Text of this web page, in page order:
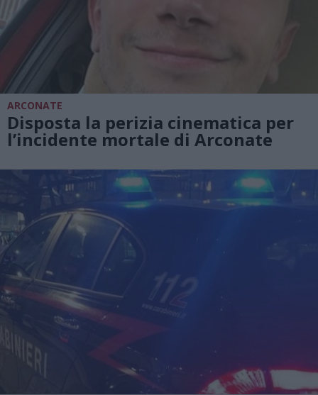
ARCONATE
Disposta la perizia cinematica per
l’incidente mortale di Arconate